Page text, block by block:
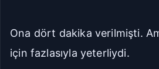
Ona dört dakika verilmişti.
için fazlasıyla yeterliydi.